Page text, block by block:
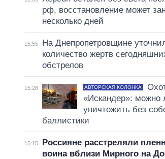
рф, восстановление может
несколько дней
15:55
На Днепропетровщине
количество жертв
обстрелов
15:28 АВТОРСКАЯ КОЛОНКА
«Искандер»: можно
уничтожить без
баллистики
15:15
Россияне расстреляли
воина вблизи Мирного на